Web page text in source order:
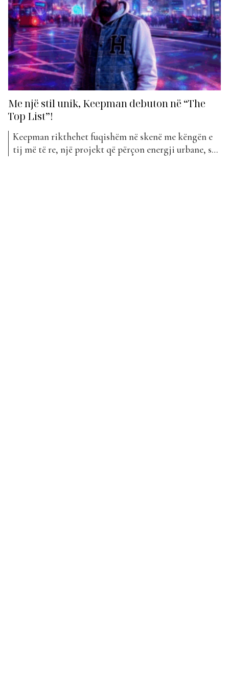
Me një stil unik, Keepman debuton në “The
Top List”!
Keepman rikthehet fuqishëm në skenë me këngën e
tij më të re, një projekt që përçon energji urbane, stil